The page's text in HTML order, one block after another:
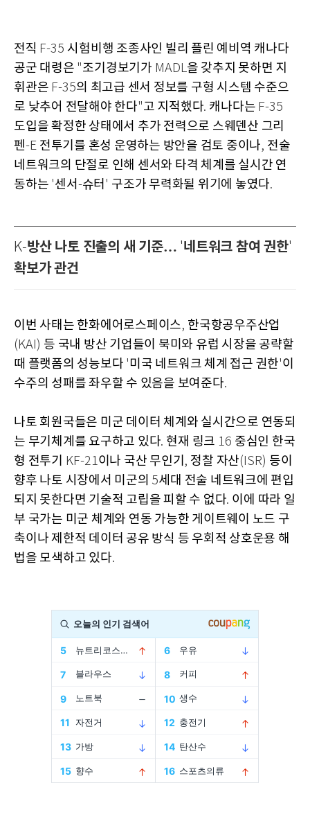
전직 F-35시험비행 조종사인 빌리 플린 예비역 캐나다
공군 대령은 "조기경보기가 MADL을 갖추지 못하면 지
휘관은 F-35의 최고급 센서 정보를 구형 시스템 수준으
로 낮추어 전달해야 한다"고 지적했다. 캐나다는 F-35
도입을 확정한 상태에서 추가 전력으로 스웨덴산 그리
펜-E 전투기를 혼성 운영하는 방안을 검토 중이나, 전술
네트워크의 단절로 인해 센서와 타격 체계를 실시간 연
동하는 '센서 -슈터 ' 구조가 무력화될 위기에 놓였다.
K-방산 나토 진출의 새 기준… '네트워크 참여 권한'
확보가 관건
이번 사태는 한화에어로스페이스, 한국항공우주산업
(KAI) 등 국내 방산 기업들이 북미와 유럽 시장을 공략할
때 플랫폼의 성능보다 '미국 네트워크 체계 접근 권한'이
수주의 성패를 좌우할 수 있음을 보여준다.
나토 회원국들은 미군 데이터 체계와 실시간으로 연동되
는 무기체계를 요구하고 있다. 현재 링크 16 중심인 한국
형 전투기 KF-21이나 국산 무인기 , 정찰 자산(ISR) 등이
향후 나토 시장에서 미군의 5세대 전술 네트워크에 편입
되지 못한다면 기술적 고립을 피할 수 없다. 이에 따라 일
부 국가는 미군 체계와 연동 가능한 게이트웨이 노드 구
축이나 제한적 데이터 공유 방식 등 우회적 상호운용 해
법을 모색하고 있다.